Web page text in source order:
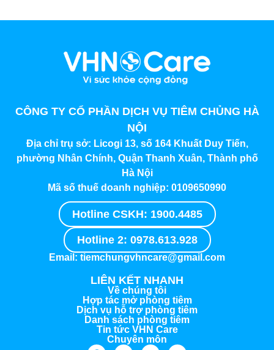
CÔNG TY CỔ PHẦN DỊCH VỤ TIÊM CHỦNG HÀ
NỘI
Địa chỉ trụ sở: Licogi 13, số 164 Khuất Duy Tiến,
phường Nhân Chính, Quận Thanh Xuân, Thành phố
Hà Nội
Mã số thuế doanh nghiệp: 0109650990
Hotline CSKH: 1900.4485
Hotline 2: 0978.613.928
Email: tiemchungvhncare@gmail.com
LIÊN KẾT NHANH
Về chúng tôi
Hợp tác mở phòng tiêm
Dịch vụ hỗ trợ phòng tiêm
Danh sách phòng tiêm
Tin tức VHN Care
Chuyên môn